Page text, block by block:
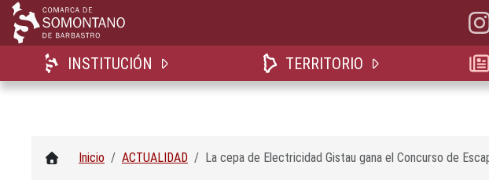
INSTITUCIÓN TERRITORIO
Inicio ACTUALIDAD La cepa de Electricidad Gistau gana el Concurso de